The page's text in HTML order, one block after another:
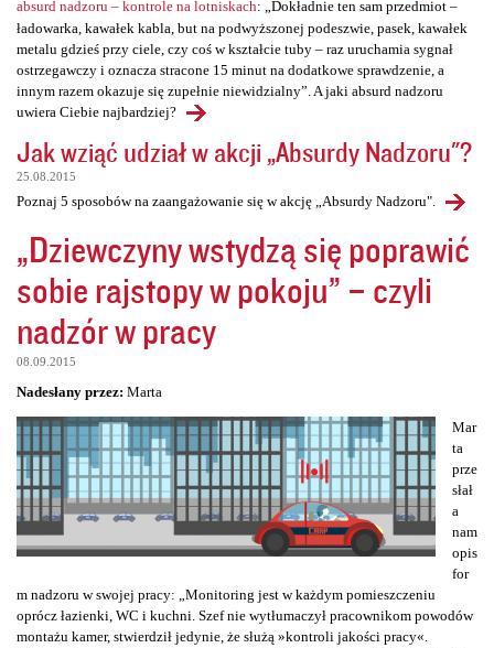
absurd nadzoru – kontrole na lotniskach: „Dokładnie ten sam przedmiot –
ładowarka, kawałek kabla, but na podwyższonej podeszwie, pasek, kawałek
metalu gdzieś przy ciele, czy coś w kształcie tuby – raz uruchamia sygnał
ostrzegawczy i oznacza stracone 15 minut na dodatkowe sprawdzenie, a
innym razem okazuje się zupełnie niewidzialny”. A jaki absurd nadzoru
uwiera Ciebie najbardziej?
Jak wziąć udział w akcji „Absurdy Nadzoru"?
25.08.2015
Poznaj 5 sposobów na zaangażowanie się w akcję „Absurdy Nadzoru".
„Dziewczyny wstydzą się poprawić
sobie rajstopy w pokoju” – czyli
nadzór w pracy
08.09.2015
Nadesłany przez: Marta
Mar
ta
prze
słał
a
nam
opis
for
m nadzoru w swojej pracy: „Monitoring jest w każdym pomieszczeniu
oprócz łazienki, WC i kuchni. Szef nie wytłumaczył pracownikom powodów
montażu kamer, stwierdził jedynie, że służą »kontroli jakości pracy«.